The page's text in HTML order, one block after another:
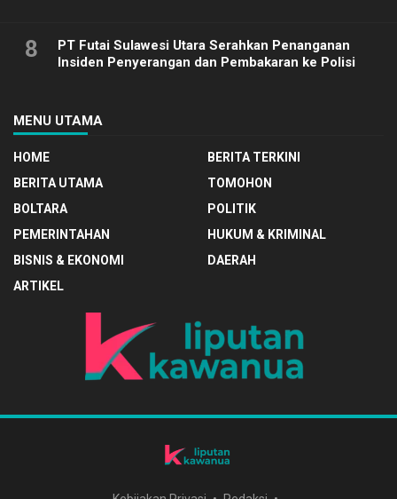
8
PT Futai Sulawesi Utara Serahkan Penanganan
Insiden Penyerangan dan Pembakaran ke Polisi
MENU UTAMA
HOME
BERITA TERKINI
BERITA UTAMA
TOMOHON
BOLTARA
POLITIK
PEMERINTAHAN
HUKUM & KRIMINAL
BISNIS & EKONOMI
DAERAH
ARTIKEL